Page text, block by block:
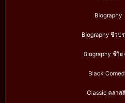
Biography
Biography ชีวป
Biography ชีวิต
Black
Classic คลาส